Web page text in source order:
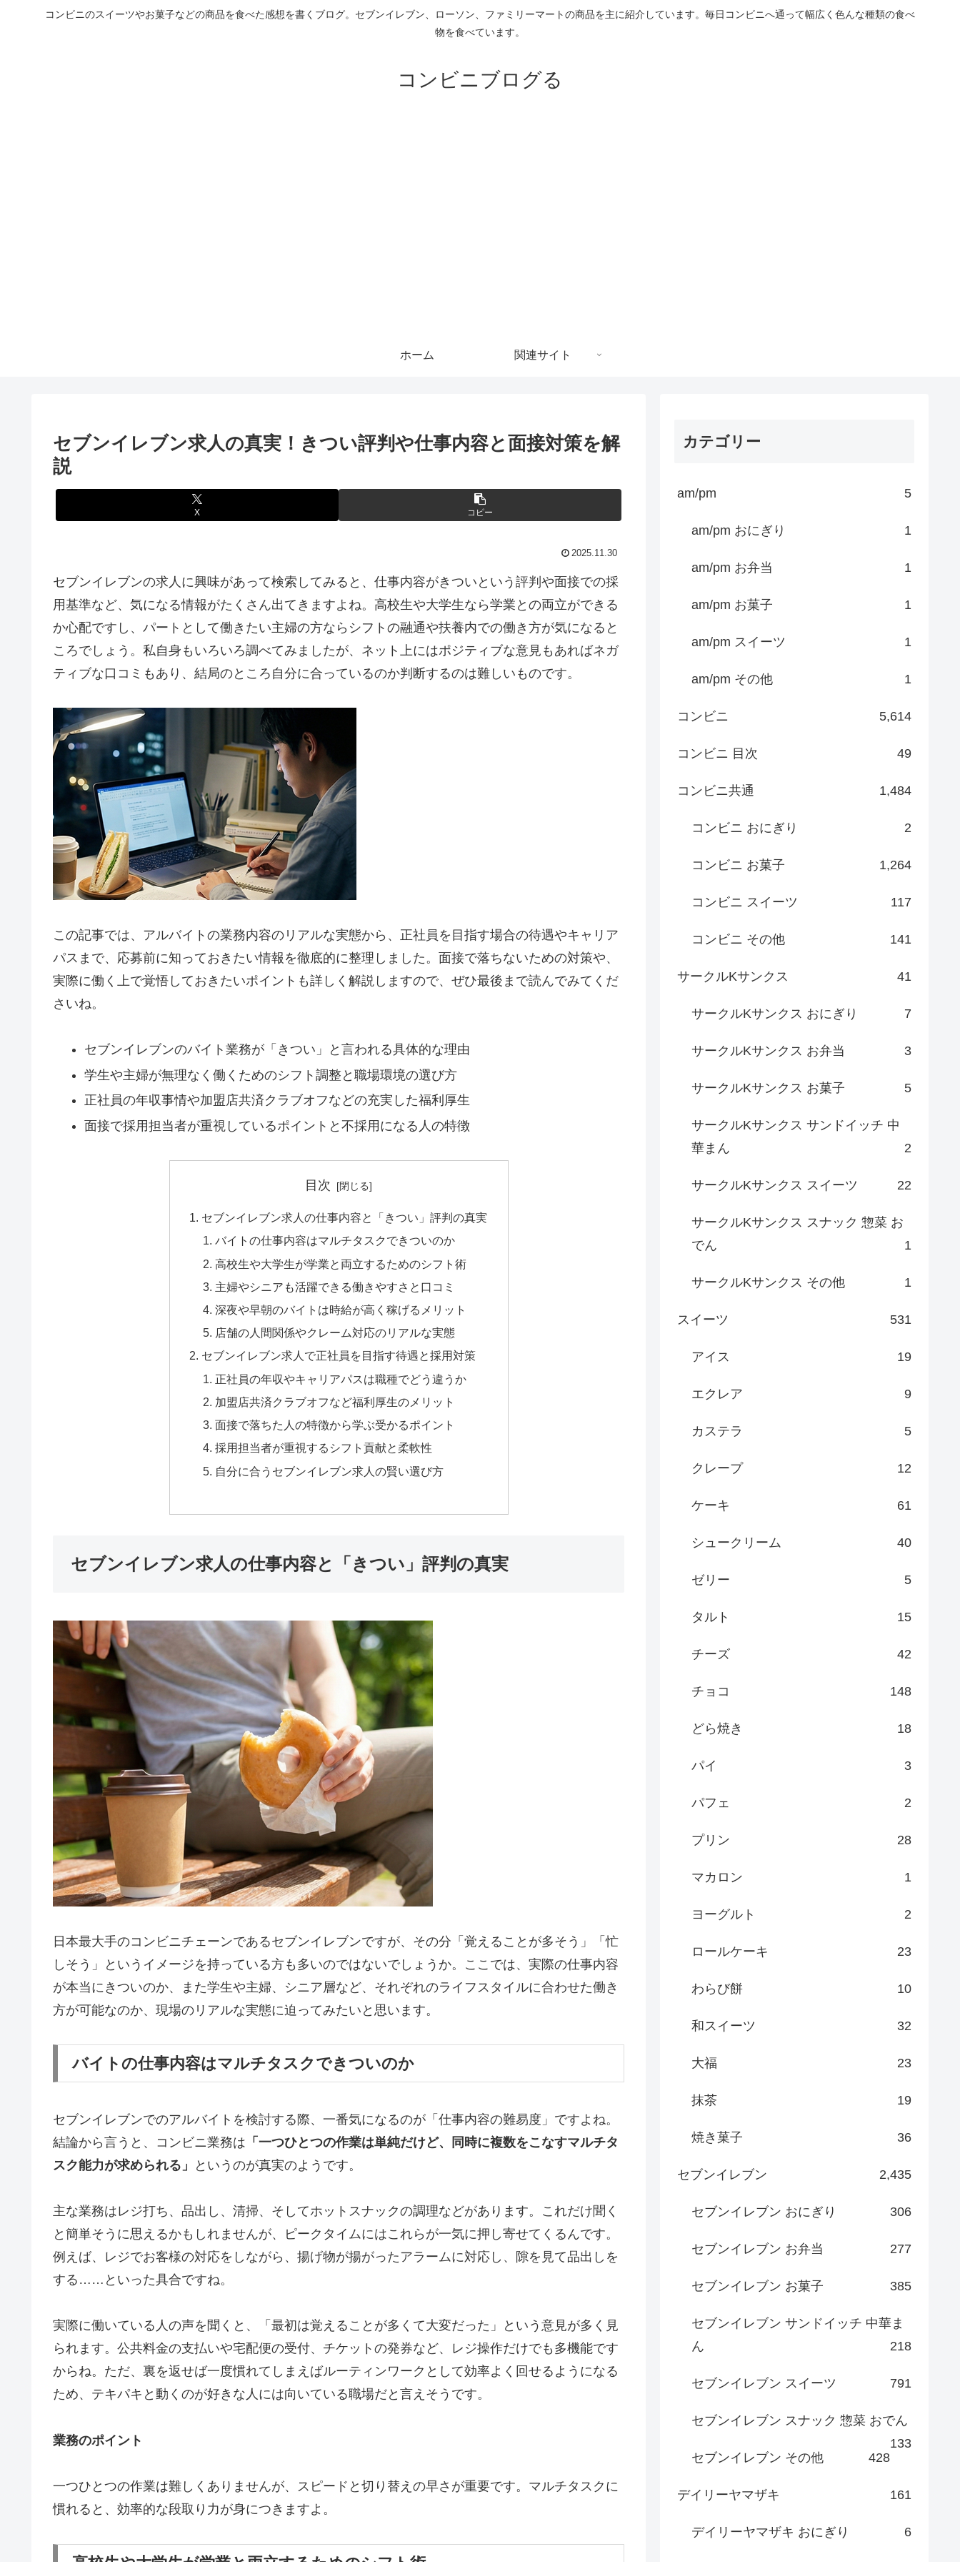
コンビニのスイーツやお菓子などの商品を食べた感想を書くブログ。セブンイレブン、ローソン、ファミリーマートの商品を主に紹介しています。毎日コンビニへ通って幅広く色んな種類の食べ
物を食べています。
コンビニブログる
ホーム 関連サイト
セブンイレブン求人の真実！きつい評判や仕事内容と面接対策を解
説
X コピー
2025.11.30
セブンイレブンの求人に興味があって検索してみると、仕事内容がきついという評判や面接での採
用基準など、気になる情報がたくさん出てきますよね。高校生や大学生なら学業との両立ができる
か心配ですし、パートとして働きたい主婦の方ならシフトの融通や扶養内での働き方が気になると
ころでしょう。私自身もいろいろ調べてみましたが、ネット上にはポジティブな意見もあればネガ
ティブな口コミもあり、結局のところ自分に合っているのか判断するのは難しいものです。
この記事では、アルバイトの業務内容のリアルな実態から、正社員を目指す場合の待遇やキャリア
パスまで、応募前に知っておきたい情報を徹底的に整理しました。面接で落ちないための対策や、
実際に働く上で覚悟しておきたいポイントも詳しく解説しますので、ぜひ最後まで読んでみてくだ
さいね。
セブンイレブンのバイト業務が「きつい」と言われる具体的な理由
学生や主婦が無理なく働くためのシフト調整と職場環境の選び方
正社員の年収事情や加盟店共済クラブオフなどの充実した福利厚生
面接で採用担当者が重視しているポイントと不採用になる人の特徴
目次
セブンイレブン求人の仕事内容と「きつい」評判の真実
バイトの仕事内容はマルチタスクできついのか
高校生や大学生が学業と両立するためのシフト術
主婦やシニアも活躍できる働きやすさと口コミ
深夜や早朝のバイトは時給が高く稼げるメリット
店舗の人間関係やクレーム対応のリアルな実態
セブンイレブン求人で正社員を目指す待遇と採用対策
正社員の年収やキャリアパスは職種でどう違うか
加盟店共済クラブオフなど福利厚生のメリット
面接で落ちた人の特徴から学ぶ受かるポイント
採用担当者が重視するシフト貢献と柔軟性
自分に合うセブンイレブン求人の賢い選び方
セブンイレブン求人の仕事内容と「きつい」評判の真実
日本最大手のコンビニチェーンであるセブンイレブンですが、その分「覚えることが多そう」「忙
しそう」というイメージを持っている方も多いのではないでしょうか。ここでは、実際の仕事内容
が本当にきついのか、また学生や主婦、シニア層など、それぞれのライフスタイルに合わせた働き
方が可能なのか、現場のリアルな実態に迫ってみたいと思います。
バイトの仕事内容はマルチタスクできついのか
セブンイレブンでのアルバイトを検討する際、一番気になるのが「仕事内容の難易度」ですよね。
結論から言うと、コンビニ業務は 「一つひとつの作業は単純だけど、同時に複数をこなすマルチタ
スク能力が求められる」
というのが真実のようです。
主な業務はレジ打ち、品出し、清掃、そしてホットスナックの調理などがあります。これだけ聞く
と簡単そうに思えるかもしれませんが、ピークタイムにはこれらが一気に押し寄せてくるんです。
例えば、レジでお客様の対応をしながら、揚げ物が揚がったアラームに対応し、隙を見て品出しを
する……といった具合ですね。
実際に働いている人の声を聞くと、「最初は覚えることが多くて大変だった」という意見が多く見
られます。公共料金の支払いや宅配便の受付、チケットの発券など、レジ操作だけでも多機能です
からね。ただ、裏を返せば一度慣れてしまえばルーティンワークとして効率よく回せるようになる
ため、テキパキと動くのが好きな人には向いている職場だと言えそうです。
業務のポイント
一つひとつの作業は難しくありませんが、スピードと切り替えの早さが重要です。マルチタスクに
慣れると、効率的な段取り力が身につきますよ。
カテゴリー
am/pm 5
am/pm おにぎり 1
am/pm お弁当 1
am/pm お菓子 1
am/pm スイーツ 1
am/pm その他 1
コンビニ 5,614
コンビニ 目次 49
コンビニ共通 1,484
コンビニ おにぎり 2
コンビニ お菓子 1,264
コンビニ スイーツ 117
コンビニ その他 141
サークルKサンクス 41
サークルKサンクス おにぎり 7
サークルKサンクス お弁当 3
サークルKサンクス お菓子 5
サークルKサンクス サンドイッチ 中
華まん
2
サークルKサンクス スイーツ 22
サークルKサンクス スナック 惣菜 お
でん
1
サークルKサンクス その他 1
スイーツ 531
アイス 19
エクレア 9
カステラ 5
クレープ 12
ケーキ 61
シュークリーム 40
ゼリー 5
タルト 15
チーズ 42
チョコ 148
どら焼き 18
パイ 3
パフェ 2
プリン 28
マカロン 1
ヨーグルト 2
ロールケーキ 23
わらび餅 10
和スイーツ 32
大福 23
抹茶 19
焼き菓子 36
セブンイレブン 2,435
セブンイレブン おにぎり 306
セブンイレブン お弁当 277
セブンイレブン お菓子 385
セブンイレブン サンドイッチ 中華ま
ん
218
セブンイレブン スイーツ 791
セブンイレブン スナック 惣菜 おでん
133
セブンイレブン その他
428
デイリーヤマザキ 161
デイリーヤマザキ おにぎり 6